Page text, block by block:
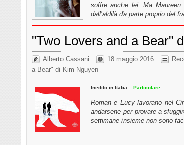
soffre anche lei. Ma
dall’aldilà da parte proprio del
"Two Lovers and a Bear"
Alberto Cassani 18 maggio 2016
a Bear" di Kim Nguyen
Inedito in Italia – Particolare
Roman e Lucy lavorano nel
andarsene per provare a
settimane insieme non sono